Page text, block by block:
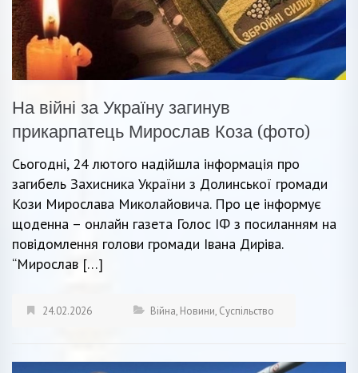
На війні за Україну загинув
прикарпатець Мирослав Коза (фото)
Сьогодні, 24 лютого надійшла інформація про
загибель Захисника України з Долинської громади
Кози Мирослава Миколайовича. Про це інформує
щоденна – онлайн газета Голос ІФ з посиланням на
повідомлення голови громади Івана Диріва.
“Мирослав […]
24.02.2026 Війна, Новини, Суспільство